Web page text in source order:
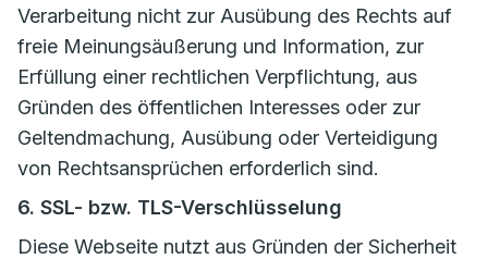
Verarbeitung nicht zur Ausübung des Rechts auf
freie Meinungsäußerung und Information, zur
Erfüllung einer rechtlichen Verpflichtung, aus
Gründen des öffentlichen Interesses oder zur
Geltendmachung, Ausübung oder Verteidigung
von Rechtsansprüchen erforderlich sind.
6. SSL- bzw. TLS-Verschlüsselung
Diese Webseite nutzt aus Gründen der Sicherheit